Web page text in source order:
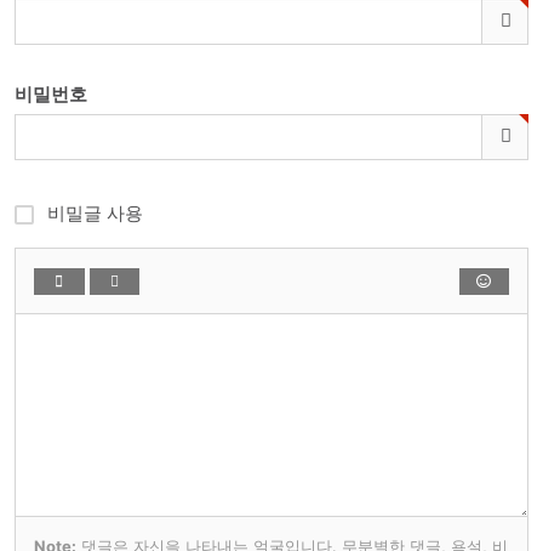
비밀번호
비밀글 사용
Note: 댓글은 자신을 나타내는 얼굴입니다. 무분별한 댓글, 욕설, 비